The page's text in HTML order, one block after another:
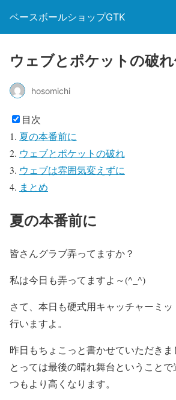
ベースボールショップGTK
ウェブとポケットの破
hosomichi
目次
夏の本番前に
ウェブとポケットの破れ
ウェブは雰囲気変えずに
まとめ
夏の本番前に
皆さんグラブ弄ってますか？
私は今日も弄ってますよ～(^_^)
さて、本日も硬式用キャッチャーミ
行いますよ。
昨日もちょこっと書かせていただき
とっては最後の晴れ舞台ということ
つもより高くなります。